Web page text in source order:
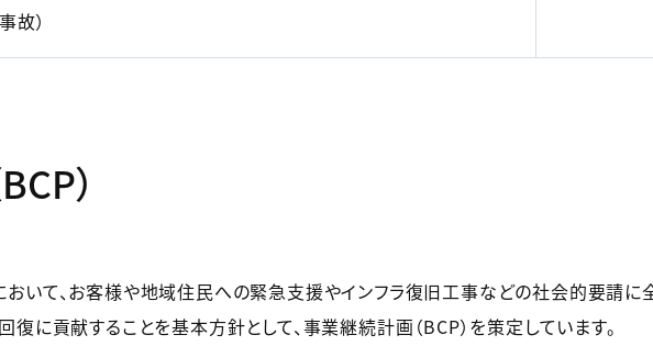
故）
）
いて、お客様や地域住民への緊急支援やインフラ復旧工事などの社会的要請に
に貢献することを基本方針として、事業継続計画（BCP）を策定しています。